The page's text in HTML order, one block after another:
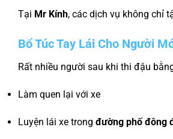
Tại Mr Kính, các dịch vụ không chỉ
Bổ Túc Tay Lái Cho Người
Rất nhiều người sau khi thi đậu
Làm quen lại với xe
Luyện lái xe trong đường phố đông